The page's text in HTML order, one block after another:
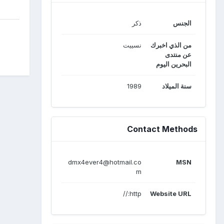
الجنس ذكر
من الذي اخبرك
عن منتدى
البحرين اليوم
نسييت
سنة الميلاد 1989
Contact Methods
MSN
dmx4ever4@hotmail.co
m
Website URL
http://